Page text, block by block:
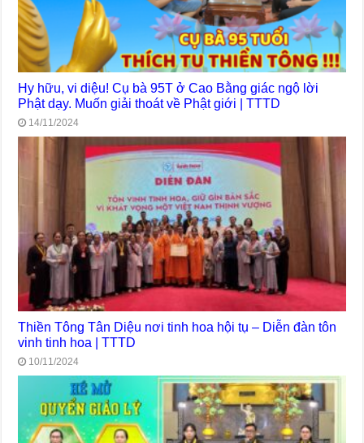
Hy hữu, vi diệu! Cụ bà 95T ở Cao Bằng giác ngộ lời
Phật dạy. Muốn giải thoát về Phật giới | TTTD
14/11/2024
Thiền Tông Tân Diệu nơi tinh hoa hội tụ – Diễn đàn tôn
vinh tinh hoa | TTTD
10/11/2024